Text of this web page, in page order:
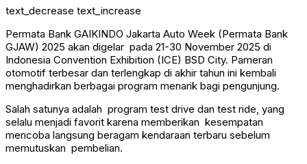
text_decrease text_increase
Permata Bank GAIKINDO Jakarta Auto Week (Permata Bank
GJAW) 2025 akan digelar pada 21-30 November 2025 di
Indonesia Convention Exhibition (ICE) BSD City. Pameran
otomotif terbesar dan terlengkap di akhir tahun ini kembali
menghadirkan berbagai program menarik bagi pengunjung.
Salah satunya adalah program test drive dan test ride, yang
selalu menjadi favorit karena memberikan kesempatan
mencoba langsung beragam kendaraan terbaru sebelum
memutuskan pembelian.